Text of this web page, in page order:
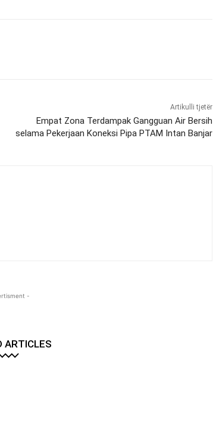
Artikulli tjetër
Empat Zona Terdampak Gangguan Air Bersih
selama Pekerjaan Koneksi Pipa PTAM Intan Banjar
-
ARTICLES